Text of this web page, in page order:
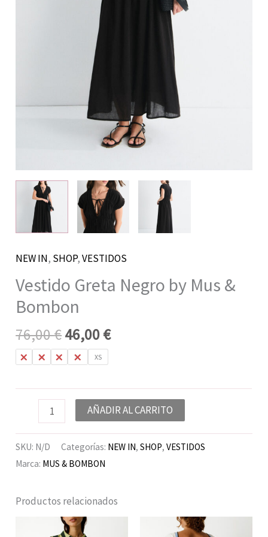
NEW IN, SHOP,VESTIDOS
Vestido Greta Negro by Mus &
Bombon
76,00€46,00€
L M S XL XS
AÑADIR AL CARRITO
SKU: N/D Categorías: NEW IN,SHOP,VESTIDOS
Marca: MUS & BOMBON
Productos relacionados
El
precio
El
precio precio